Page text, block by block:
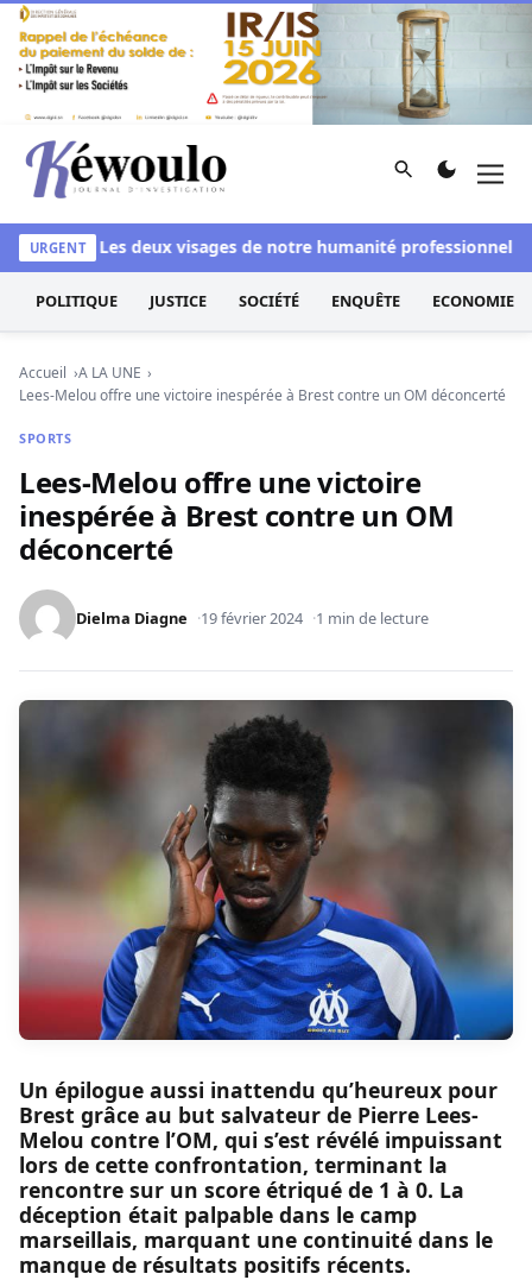
Aller au contenu
Kéwoulo, le premier site d'information et d'investigation
Rechercher
URGENTLes deux visages de notre humanité professionnelle :
POLITIQUE JUSTICE SOCIÉTÉ ENQUÊTE ECONOMIE
Accueil
A LA UNE
Lees-Melou offre une victoire inespérée à Brest contre un OM déconcerté
SPORTS
Lees-Melou offre une victoire
inespérée à Brest contre un OM
déconcerté
Dielma Diagne 19 février 2024 1 min de lecture
Un épilogue aussi inattendu qu’heureux pour
Brest grâce au but salvateur de Pierre Lees-
Melou contre l’OM, qui s’est révélé impuissant
lors de cette confrontation, terminant la
rencontre sur un score étriqué de 1 à 0. La
déception était palpable dans le camp
marseillais, marquant une continuité dans le
manque de résultats positifs récents.